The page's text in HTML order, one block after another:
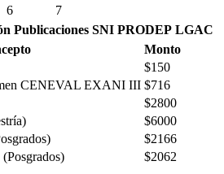
6
7
Publicaciones SNI PRODEP LGAC
Monto
$150
CENEVAL EXANI III $716
$2800
$6000
$2166
$2062